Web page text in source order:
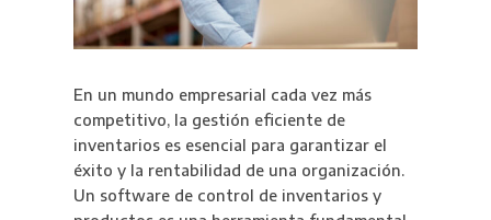
En un mundo empresarial cada vez más
competitivo, la gestión eficiente de
inventarios es esencial para garantizar el
éxito y la rentabilidad de una organización.
Un software de control de inventarios y